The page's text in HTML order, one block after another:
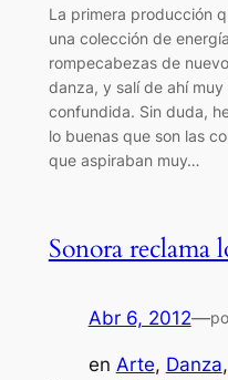
La primera producción
una colección de
rompecabezas de
danza, y salí de ahí
confundida. Sin duda,
lo buenas que son las
que aspiraban muy…
Sonora reclama
Abr 6, 2012—
en Arte, Danza,